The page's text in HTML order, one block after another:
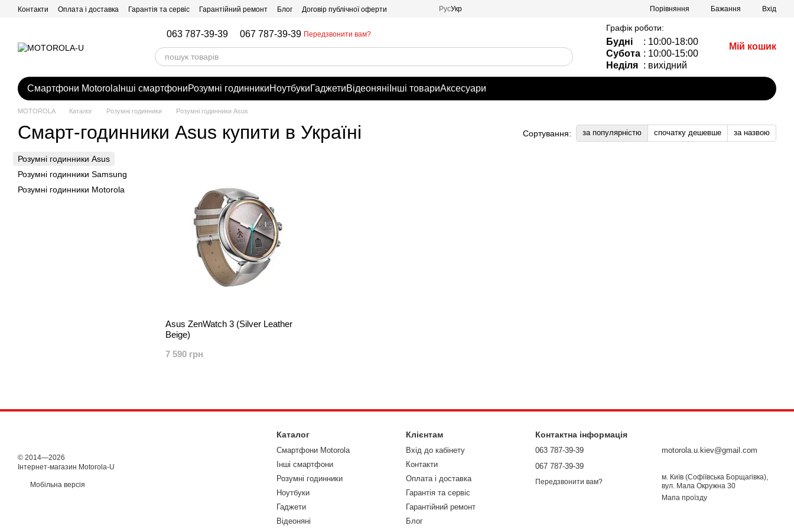
Перейти до основного контенту
Контакти Оплата і доставка Гарантія та сервіс Гарантійний ремонт Блог Договір публічної оферти РусУкр Порівняння Бажання Вхід
063 787-39-39 067 787-39-39 Передзвонити вам?
Графік роботи:
Будні
: 10:00-18:00
Субота : 10:00-15:00
Неділя : вихідний
Мій кошик
Смартфони Motorola Інші смартфониРозумні годинникиНоутбукиГаджетиВідеоняні Інші товариАксесуари
MOTOROLA Каталог Розумні годинники Розумні годинники Asus
Смарт-годинники Asus купити в Україні Сортування: за популярністю спочатку дешевше за назвою
Asus ZenWatch 3 (Silver Leather
Beige)
7 590 грн
Розумні годинники Asus
Розумні годинники Samsung
Розумні годинники Motorola
© 2014—2026
Інтернет-магазин Motorola-U
Мобільна версія
Каталог
Смартфони Motorola
Інші смартфони
Розумні годинники
Ноутбуки
Гаджети
Відеоняні
Клієнтам
Вхід до кабінету
Контакти
Оплата і доставка
Гарантія та сервіс
Гарантійний ремонт
Блог
Контактна інформація
063 787-39-39
067 787-39-39
Передзвонити вам?
motorola.u.kiev@gmail.com
м. Київ (Софіївська Борщагівка),
вул. Мала Окружна 30
Мапа проїзду